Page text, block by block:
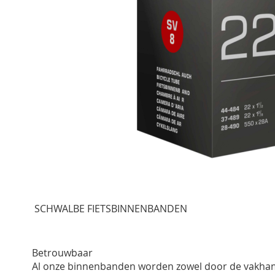
het
de
afbeeldingen-
SCHWALBE FIETSBINNENBANDEN
Betrouwbaar
Al onze binnenbanden worden zowel door de